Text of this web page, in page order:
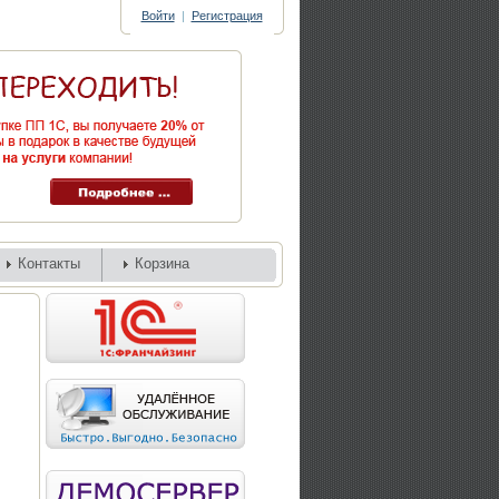
Войти | Регистрация
Контакты Корзина